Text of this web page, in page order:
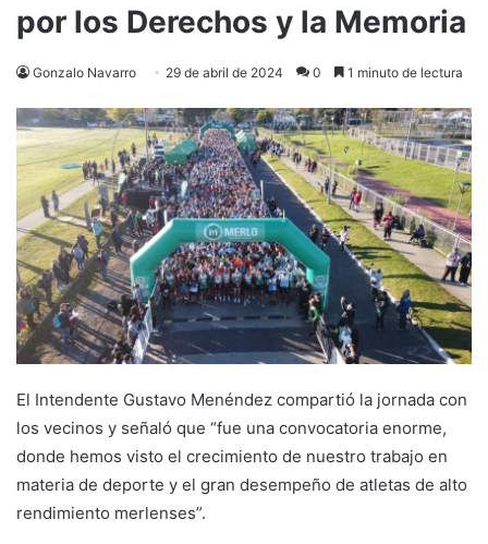
por los Derechos y la Memoria
Gonzalo Navarro 29 de abril de 2024 0 1 minuto de lectura
El Intendente Gustavo Menéndez compartió la jornada con
los vecinos y señaló que “fue una convocatoria enorme,
donde hemos visto el crecimiento de nuestro trabajo en
materia de deporte y el gran desempeño de atletas de alto
rendimiento merlenses”.